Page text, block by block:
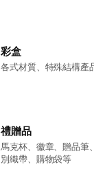
彩盒
各式材質、特殊結構產
禮贈品
馬克杯、徽章、贈品筆
別織帶、購物袋等